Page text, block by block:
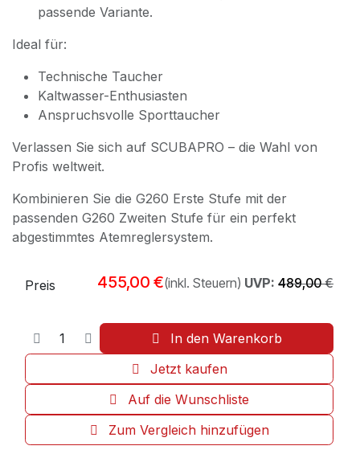
passende Variante.
Ideal für:
Technische Taucher
Kaltwasser-Enthusiasten
Anspruchsvolle Sporttaucher
Verlassen Sie sich auf SCUBAPRO – die Wahl von
Profis weltweit.
Kombinieren Sie die G260 Erste Stufe mit der
passenden G260 Zweiten Stufe für ein perfekt
abgestimmtes Atemreglersystem.
In den Warenkorb
Jetzt kaufen
Zum Vergleich hinzufügen
Auf die Wunschliste
Preis 455,00 €(inkl. Steuern) UVP: 489,00€